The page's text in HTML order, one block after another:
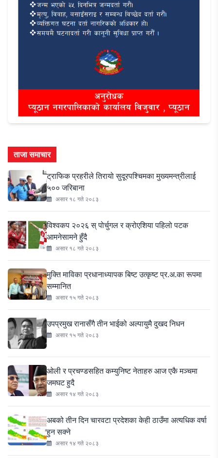
ताजा समाचार
ट्राफिक प्रहरीले तिरायो सुदूरपश्चिमका मुख्यमन्त्रीलाई
५०० जरिबाना
असार १८ गते २०८३
विश्वकप २०२६ स् पोर्चुगल र क्रोएशिया पहिलो पटक
आमनेसामने हुँदै
असार १८ गते २०८३
मुक्ति माविका प्रधानाध्यापक बिष्ट उत्कृष्ट प्र.अ.का रूपमा
सम्मानित
असार १५ गते २०८३
उपप्रमुख रानासँगै तीन भाईको अल्पायुमै दुखद निधन
असार १५ गते २०८३
ओली र प्रचण्डसहित कम्युनिष्ट नेताहरु आज एकै मञ्चमा
जमघट हुदै
असार १४ गते २०८३
अबको तीन दिन चारवटा प्रदेशका केही ठाउँमा अत्यधिक वर्षा
हुन सक्ने
असार १४ गते २०८३